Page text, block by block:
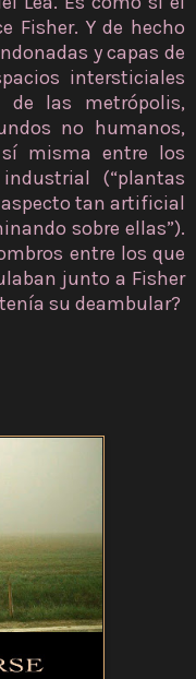
Fisher. Y de hecho
y capas de
intersticiales
las metrópolis,
no humanos,
misma entre los
(“plantas
tan artificial
sobre ellas”).
entre los que
junto a Fisher
su deambular?